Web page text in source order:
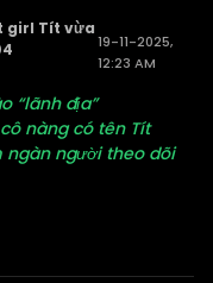
girl Tít vừa
19-11-2025,
12:23 AM
“lãnh địa”
nàng có tên Tít
ngàn người theo dõi